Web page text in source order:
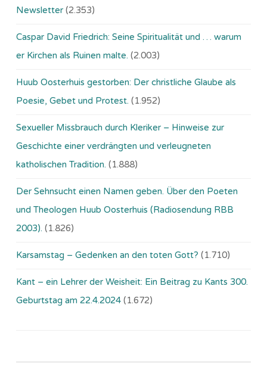
Newsletter (2.353)
Caspar David Friedrich: Seine Spiritualität und … warum
er Kirchen als Ruinen malte. (2.003)
Huub Oosterhuis gestorben: Der christliche Glaube als
Poesie, Gebet und Protest. (1.952)
Sexueller Missbrauch durch Kleriker – Hinweise zur
Geschichte einer verdrängten und verleugneten
katholischen Tradition. (1.888)
Der Sehnsucht einen Namen geben. Über den Poeten
und Theologen Huub Oosterhuis (Ra­dio­sen­dung RBB
2003). (1.826)
Karsamstag – Gedenken an den toten Gott? (1.710)
Kant – ein Lehrer der Weisheit: Ein Beitrag zu Kants 300.
Geburtstag am 22.4.2024 (1.672)